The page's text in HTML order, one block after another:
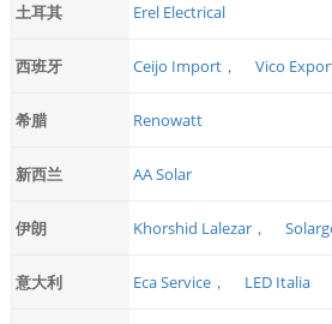
土耳其 Erel Electrical
西班牙 Ceijo Import， Vico
希腊 Renowatt
新西兰 AA Solar
伊朗 Khorshid Lalezar，
意大利 Eca Service， LED Italia